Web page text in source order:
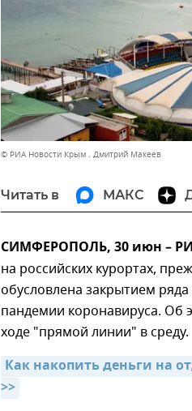
© РИА Новости Крым . Дмитрий Макеев
Читать в МАКС
СИМФЕРОПОЛЬ, 30 июн –
на российских курортах,
обусловлена закрытием
пандемии коронавируса. Об
ходе "прямой линии" в среду.
Как накопить деньги на
>>